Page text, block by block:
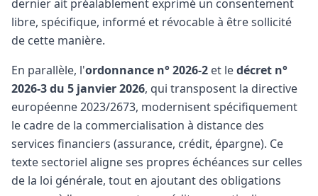
dernier ait préalablement exprimé un consentement
libre, spécifique, informé et révocable à être sollicité
de cette manière.
En parallèle, l'ordonnance n° 2026-2 et ledécret n°
2026-3 du 5 janvier 2026, qui transposent la directive
européenne 2023/2673, modernisent spécifiquement
le cadre de la commercialisation à distance des
services financiers (assurance, crédit, épargne). Ce
texte sectoriel aligne ses propres échéances sur celles
de la loi générale, tout en ajoutant des obligations